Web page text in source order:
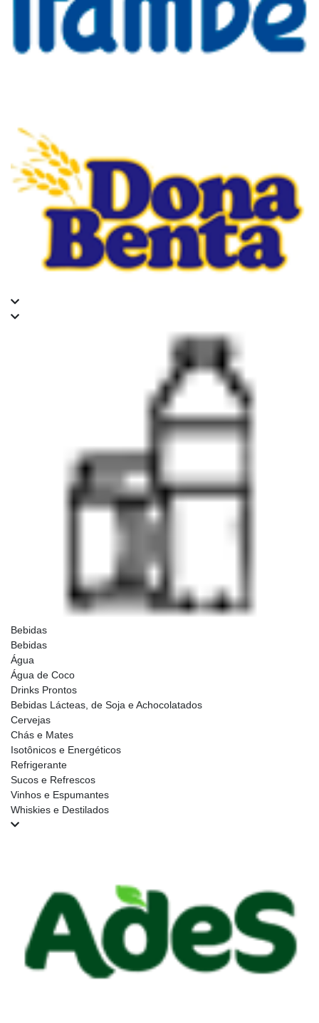
Bebidas
Bebidas
Água
Água de Coco
Drinks Prontos
Bebidas Lácteas, de Soja e Achocolatados
Cervejas
Chás e Mates
Isotônicos e Energéticos
Refrigerante
Sucos e Refrescos
Vinhos e Espumantes
Whiskies e Destilados